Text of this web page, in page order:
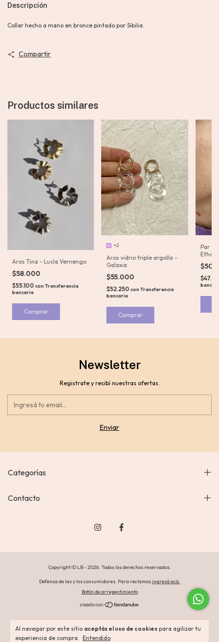
Al navegar por este sitio aceptás el uso de cookies para agilizar tu
experiencia de compra. Entendido
Descripción
Collar hecho a mano en bronce pintado por Sibilia.
Compartir
Productos similares
Aros Tina - Lucía Vernengo
$58.000
$55.100 con Transferencia
bancaria
Comprar
+2
Aros vidrio triple argolla -
Galaxia
$55.000
$52.250 conTransferencia
bancaria
Comprar
Par
Ethos
Newsletter
Registrate y recibí nuestras ofertas.
Categorías
Contacto
Copyright ID LB - 2026. Todos los derechos reservados.
Defensa de las y los consumidores. Para reclamosingresá acá.
Botón de arrepentimiento